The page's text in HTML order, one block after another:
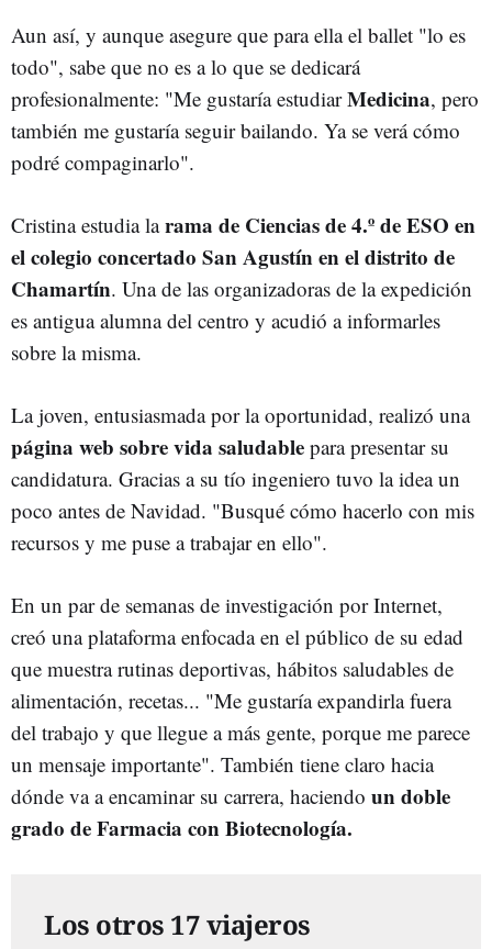
Aun así, y aunque asegure que para ella el ballet "lo es
todo", sabe que no es a lo que se dedicará
profesionalmente: "Me gustaría estudiarMedicina, pero
también me gustaría seguir bailando. Ya se verá cómo
podré compaginarlo".
Cristina estudia larama de Ciencias de 4.º de ESO en
el colegio concertado San Agustín en el distrito de
Chamartín. Una de las organizadoras de la expedición
es antigua alumna del centro y acudió a informarles
sobre la misma.
La joven, entusiasmada por la oportunidad, realizó una
página web sobre vida saludable para presentar su
candidatura. Gracias a su tío ingeniero tuvo la idea un
poco antes de Navidad. "Busqué cómo hacerlo con mis
recursos y me puse a trabajar en ello".
En un par de semanas de investigación por Internet,
creó una plataforma enfocada en el público de su edad
que muestra rutinas deportivas, hábitos saludables de
alimentación, recetas... "Me gustaría expandirla fuera
del trabajo y que llegue a más gente, porque me parece
un mensaje importante". También tiene claro hacia
dónde va a encaminar su carrera, haciendo un doble
grado de Farmacia con Biotecnología.
Los otros 17 viajeros